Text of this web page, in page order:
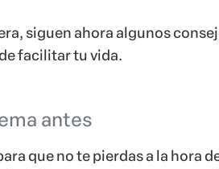
siguen ahora algunos
facilitar tu vida.
antes
que no te pierdas a la hora